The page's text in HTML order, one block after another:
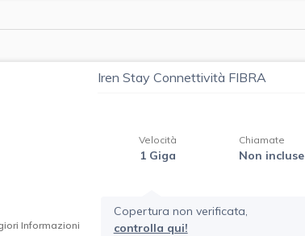
Informazioni
Iren Stay Connettività FIBRA
Velocità
1 Giga
Chiamate
Non incluse
Copertura non verificata,
controlla qui!